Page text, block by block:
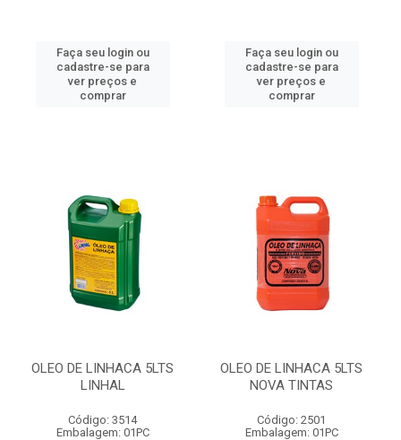
Faça seu login ou
cadastre-se para
ver preços e
comprar
Faça seu login ou
cadastre-se para
ver preços e
comprar
OLEO DE LINHACA 5LTS
LINHAL
Código: 3514
Embalagem: 01PC
OLEO DE LINHACA 5LTS
NOVA TINTAS
Código: 2501
Embalagem: 01PC